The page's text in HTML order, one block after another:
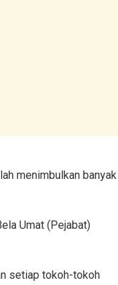
menimbulkan banyak
Umat (Pejabat)
setiap tokoh-tokoh